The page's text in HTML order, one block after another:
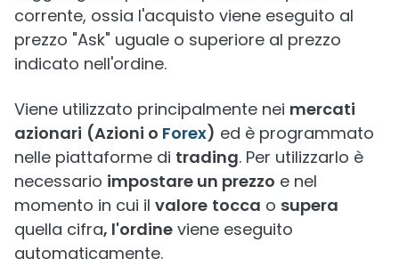
corrente, ossia l'acquisto viene eseguito al
prezzo "Ask" uguale o superiore al prezzo
indicato nell'ordine.
Viene utilizzato principalmente nei mercati
azionari (Azioni o Forex) ed è programmato
nelle piattaforme di trading. Per utilizzarlo è
necessario impostare un prezzo e nel
momento in cui il valore tocca o supera
quella cifra, l'ordine viene eseguito
automaticamente.